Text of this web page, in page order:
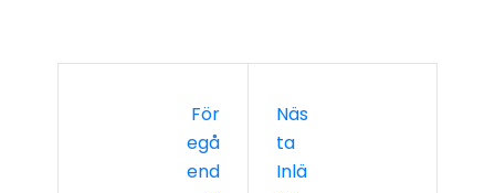
För
Egå
End
Näs
Ta
Inlä